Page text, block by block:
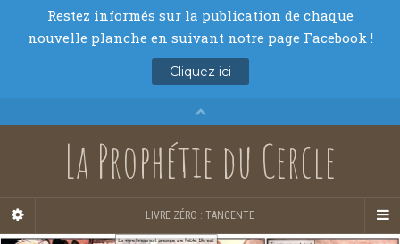
La Prophétie du Cercle
LIVRE ZÉRO : TANGENTE